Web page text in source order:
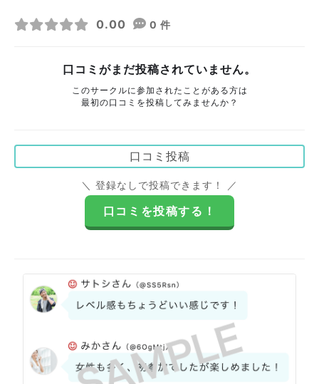
0.00 0 件
口コミがまだ投稿されていません。
このサークルに参加されたことがある方は
最初の口コミを投稿してみませんか？
口コミ投稿
＼ 登録なしで投稿できます！ ／
口コミを投稿する！